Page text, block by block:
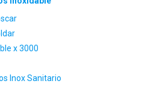
x 3000
Inox Sanitario